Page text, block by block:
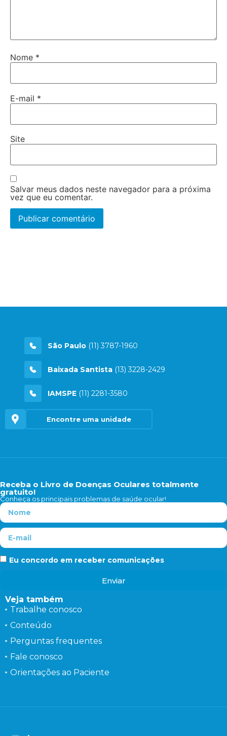
Nome *
E-mail *
Site
Salvar meus dados neste navegador para a próxima
vez que eu comentar.
São Paulo (11) 3787-1960
Baixada Santista (13) 3228-2429
IAMSPE (11) 2281-3580
Encontre uma unidade
Receba o Livro de Doenças Oculares totalmente
gratuito!
Conheça os principais problemas de saúde ocular!
Eu concordo em receber comunicações
Enviar
Veja também
Trabalhe conosco
Conteúdo
Perguntas frequentes
Fale conosco
Orientações ao Paciente